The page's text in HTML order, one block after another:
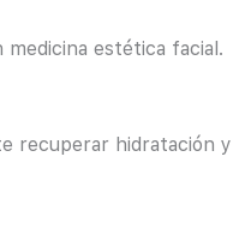
estética facial.
recuperar hidratación y